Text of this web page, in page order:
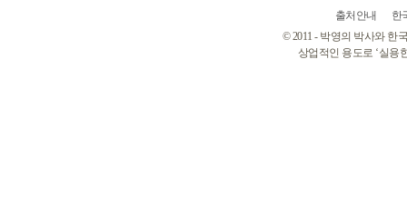
출처안내
한
© 2011 - 박영의 박사와 한
상업적인 용도로 ‘실용